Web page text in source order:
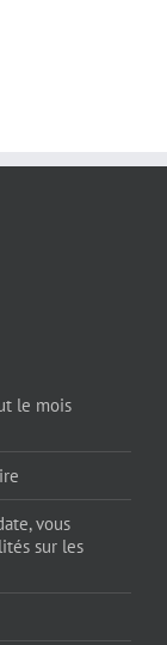
le mois
vous
sur les